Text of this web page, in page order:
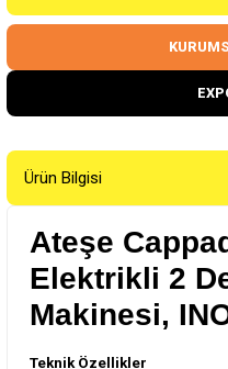
Ürün Bilgisi
Ateşe
Elektrikli 2
Makinesi,
Teknik Özellikler